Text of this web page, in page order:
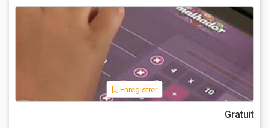
Enregistrer
Gratuit